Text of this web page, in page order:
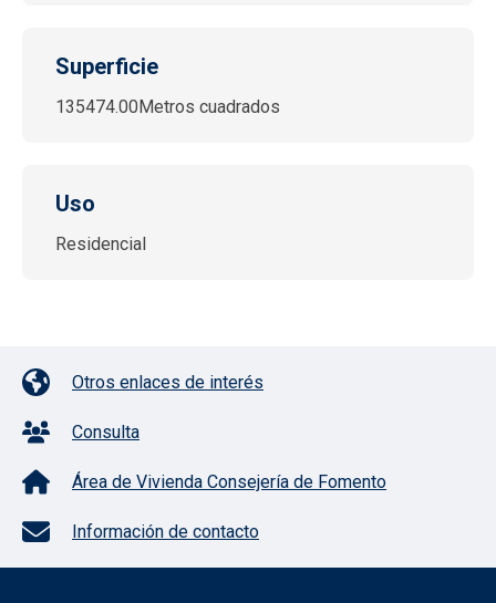
Superficie
135474.00Metros cuadrados
Uso
Residencial
Pie de página con iconos
Otros enlaces de interés
Consulta
Área de Vivienda Consejería de Fomento
Información de contacto